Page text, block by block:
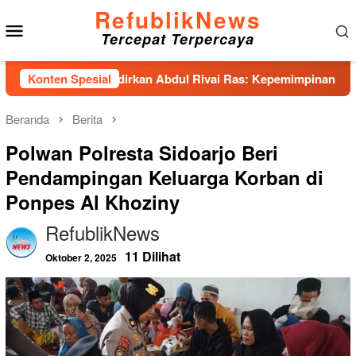
ke
konten
RefublikNews
Tercepat Terpercaya
Konten Spesial
Unhas Hadirkan Abdul Rivai Ras: Kepemimpinan Adalah
Beranda Berita
Polwan Polresta Sidoarjo Beri
Pendampingan Keluarga Korban di
Ponpes Al Khoziny
RefublikNews
Oktober 2, 2025 11 Dilihat